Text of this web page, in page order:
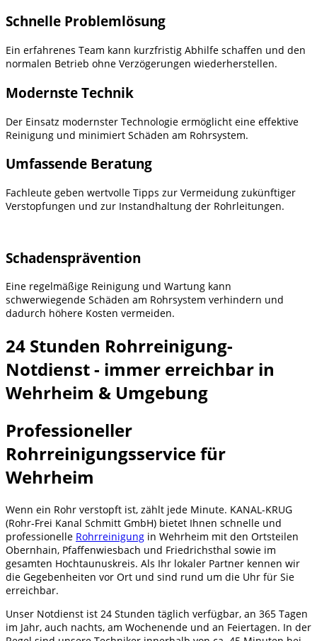
Schnelle Problemlösung
Ein erfahrenes Team kann kurzfristig Abhilfe schaffen und den
normalen Betrieb ohne Verzögerungen wiederherstellen.
Modernste Technik
Der Einsatz modernster Technologie ermöglicht eine effektive
Reinigung und minimiert Schäden am Rohrsystem.
Umfassende Beratung
Fachleute geben wertvolle Tipps zur Vermeidung zukünftiger
Verstopfungen und zur Instandhaltung der Rohrleitungen.
Schadensprävention
Eine regelmäßige Reinigung und Wartung kann
schwerwiegende Schäden am Rohrsystem verhindern und
dadurch höhere Kosten vermeiden.
24 Stunden Rohrreinigung-
Notdienst - immer erreichbar in
Wehrheim & Umgebung
Professioneller
Rohrreinigungsservice für
Wehrheim
Wenn ein Rohr verstopft ist, zählt jede Minute. KANAL-KRUG
(Rohr-Frei Kanal Schmitt GmbH) bietet Ihnen schnelle und
professionelle Rohrreinigung in Wehrheim mit den Ortsteilen
Obernhain, Pfaffenwiesbach und Friedrichsthal sowie im
gesamten Hochtaunuskreis. Als Ihr lokaler Partner kennen wir
die Gegebenheiten vor Ort und sind rund um die Uhr für Sie
erreichbar.
Unser Notdienst ist 24 Stunden täglich verfügbar, an 365 Tagen
im Jahr, auch nachts, am Wochenende und an Feiertagen. In der